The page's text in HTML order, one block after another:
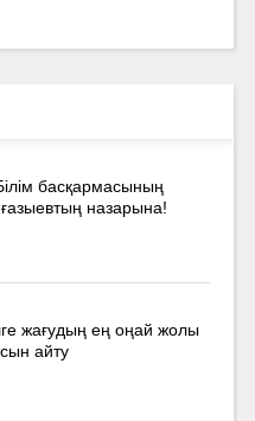
басқармасының
назарына!
жағудың ең оңай жолы
айту